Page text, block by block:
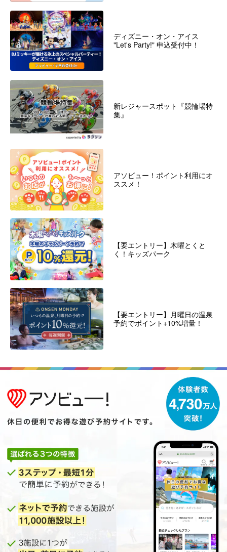
ディズニー・オン・アイス
"Let's Party!" 申込受付中！
新レジャースポット『競輪場特
集』
アソビュー！ポイント利用にオ
ススメ！
【要エントリー】木曜とくと
く！キッズパーク
【要エントリー】月曜日の温泉
予約でポイント+10%増量！